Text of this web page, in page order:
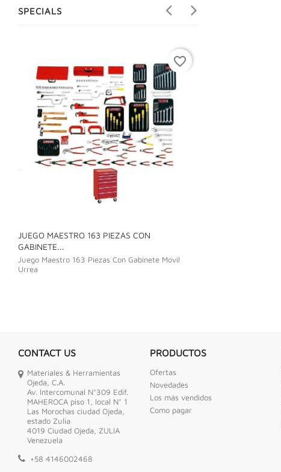
SPECIALS
JUEGO MAESTRO 163 PIEZAS CON
GABINETE...
Juego Maestro 163 Piezas Con Gabinete Movil
Urrea
favorite_border
CONTACT US
Materiales & Herramientas
Ojeda, C.A.
Av. Intercomunal N°309 Edif.
MAHEROCA piso 1, local N° 1
Las Morochas ciudad Ojeda,
estado Zulia
4019 Ciudad Ojeda, ZULIA
Venezuela
+58 4146002468
PRODUCTOS
Ofertas
Novedades
Los más vendidos
Como pagar